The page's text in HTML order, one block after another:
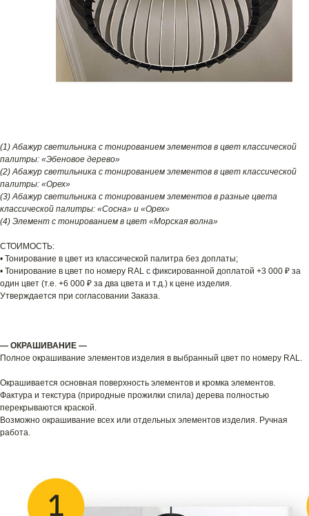
(1) Абажур светильника с тонированием элементов в цвет классической
палитры: «Эбеновое дерево»
(2) Абажур светильника с тонированием элементов в цвет классической
палитры: «Орех»
(3) Абажур светильника с тонированием элементов в разные цвета
классической палитры: «Сосна» и «Орех»
(4) Элемент с тонированием в цвет «Морская волна»
СТОИМОСТЬ:
• Тонирование в цвет из классической палитра без доплаты;
• Тонирование в цвет по номеру RAL с фиксированной доплатой +3 000 ₽ за
один цвет (т.е. +6 000 ₽ за два цвета и т.д.) к цене изделия.
Утверждается при согласовании Заказа.
— ОКРАШИВАНИЕ —
Полное окрашивание элементов изделия в выбранный цвет по номеру RAL.
Окрашивается основная поверхность элементов и кромка элементов.
Фактура и текстура (природные прожилки спила) дерева полностью
перекрываются краской.
Возможно окрашивание всех или отдельных элементов изделия. Ручная
работа.